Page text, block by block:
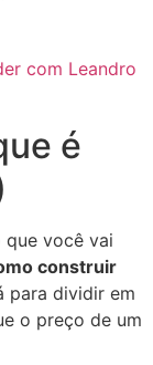
com Leandro
é
que você vai
construir
para dividir em
o preço de um